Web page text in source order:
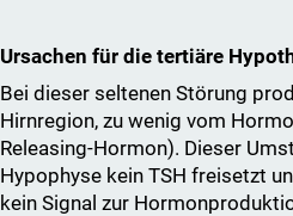
Ursachen für die tertiäre
Bei dieser seltenen Störung
Hirnregion, zu wenig vom
Releasing-Hormon). Dieser
Hypophyse kein TSH freisetzt
kein Signal zur